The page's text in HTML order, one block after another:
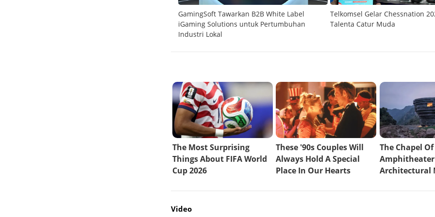
GamingSoft Tawarkan B2B White Label
iGaming Solutions untuk Pertumbuhan
Industri Lokal
Telkomsel Gelar Chessnation
Talenta Catur Muda
Video